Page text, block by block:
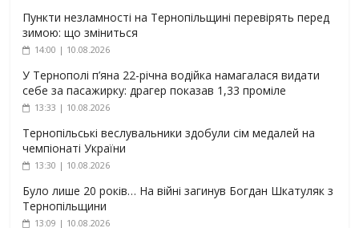
Пункти незламності на Тернопільщині перевірять перед
зимою: що зміниться
14:00 | 10.08.2026
У Тернополі п’яна 22-річна водійка намагалася видати
себе за пасажирку: драгер показав 1,33 проміле
13:33 | 10.08.2026
Тернопільські веслувальники здобули сім медалей на
чемпіонаті України
13:30 | 10.08.2026
Було лише 20 років… На війні загинув Богдан Шкатуляк з
Тернопільщини
13:09 | 10.08.2026